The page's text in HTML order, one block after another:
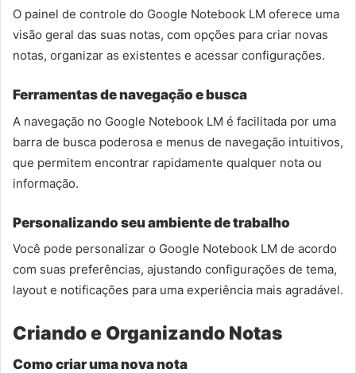
O painel de controle do Google Notebook LM oferece uma
visão geral das suas notas, com opções para criar novas
notas, organizar as existentes e acessar configurações.
Ferramentas de navegação e busca
A navegação no Google Notebook LM é facilitada por uma
barra de busca poderosa e menus de navegação intuitivos,
que permitem encontrar rapidamente qualquer nota ou
informação.
Personalizando seu ambiente de trabalho
Você pode personalizar o Google Notebook LM de acordo
com suas preferências, ajustando configurações de tema,
layout e notificações para uma experiência mais agradável.
Criando e Organizando Notas
Como criar uma nova nota